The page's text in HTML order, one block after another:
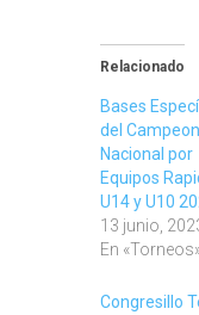
Relacionado
Bases
del
Nacional por
Equipos
U14 y U10
13 junio,
En
Congresillo